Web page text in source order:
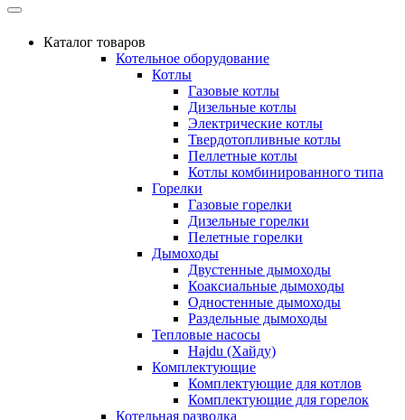
Каталог товаров
Котельное оборудование
Котлы
Газовые котлы
Дизельные котлы
Электрические котлы
Твердотопливные котлы
Пеллетные котлы
Котлы комбинированного типа
Горелки
Газовые горелки
Дизельные горелки
Пелетные горелки
Дымоходы
Двустенные дымоходы
Коаксиальные дымоходы
Одностенные дымоходы
Раздельные дымоходы
Тепловые насосы
Hajdu (Хайду)
Комплектующие
Комплектующие для котлов
Комплектующие для горелок
Котельная разводка